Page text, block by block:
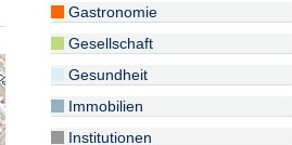
Gastronomie
Gesellschaft
Gesundheit
Immobilien
Institutionen